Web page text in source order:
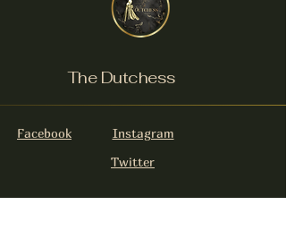
The Dutchess
Facebook
Instagram
Twitter